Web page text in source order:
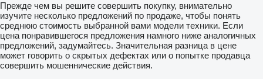
Прежде чем вы решите совершить покупку, внимательно
изучите несколько предложений по продаже, чтобы понять
среднюю стоимость выбранной вами модели техники. Если
цена понравившегося предложения намного ниже аналогичных
предложений, задумайтесь. Значительная разница в цене
может говорить о скрытых дефектах или о попытке продавца
совершить мошеннические действия.